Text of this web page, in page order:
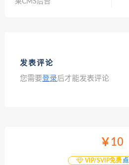
果CMS后台
发表评论
您需要登录后才能发表评论
￥10
VIP/SVIP免费